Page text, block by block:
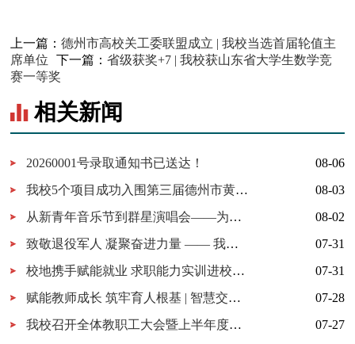
上一篇：德州市高校关工委联盟成立 | 我校当选首届轮值主
席单位
下一篇：省级获奖+7 | 我校获山东省大学生数学竞
赛一等奖
相关新闻
20260001号录取通知书已送达！
08-06
我校5个项目成功入围第三届德州市黄炎培职业教育创新创业大赛决赛
08-03
从新青年音乐节到群星演唱会——为什么又是德工？
08-02
致敬退役军人 凝聚奋进力量 —— 我校开展 “八一建军节” 拥军茶话会
07-31
校地携手赋能就业 求职能力实训进校园暨校地服务签约仪式在我校顺利举行
07-31
赋能教师成长 筑牢育人根基 | 智慧交通学院暑期教师培训全面启动
07-28
我校召开全体教职工大会暨上半年度工作总结大会
07-27